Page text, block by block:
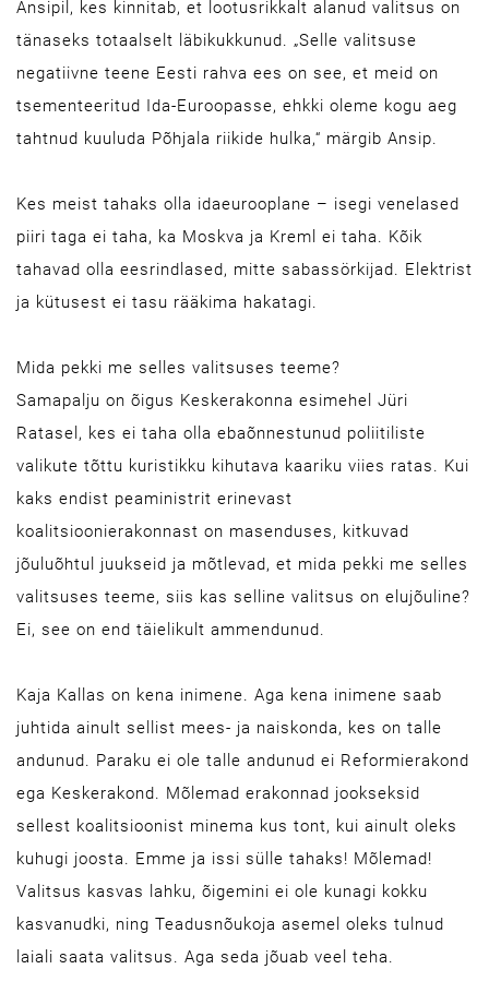
Ansipil, kes kinnitab, et lootusrikkalt alanud valitsus on
tänaseks totaalselt läbikukkunud. „Selle valitsuse
negatiivne teene Eesti rahva ees on see, et meid on
tsementeeritud Ida-Euroopasse, ehkki oleme kogu aeg
tahtnud kuuluda Põhjala riikide hulka,“ märgib Ansip.
Kes meist tahaks olla idaeurooplane – isegi venelased
piiri taga ei taha, ka Moskva ja Kreml ei taha. Kõik
tahavad olla eesrindlased, mitte sabassörkijad. Elektrist
ja kütusest ei tasu rääkima hakatagi.
Mida pekki me selles valitsuses teeme?
Samapalju on õigus Keskerakonna esimehel Jüri
Ratasel, kes ei taha olla ebaõnnestunud poliitiliste
valikute tõttu kuristikku kihutava kaariku viies ratas. Kui
kaks endist peaministrit erinevast
koalitsioonierakonnast on masenduses, kitkuvad
jõuluõhtul juukseid ja mõtlevad, et mida pekki me selles
valitsuses teeme, siis kas selline valitsus on elujõuline?
Ei, see on end täielikult ammendunud.
Kaja Kallas on kena inimene. Aga kena inimene saab
juhtida ainult sellist mees- ja naiskonda, kes on talle
andunud. Paraku ei ole talle andunud ei Reformierakond
ega Keskerakond. Mõlemad erakonnad jookseksid
sellest koalitsioonist minema kus tont, kui ainult oleks
kuhugi joosta. Emme ja issi sülle tahaks! Mõlemad!
Valitsus kasvas lahku, õigemini ei ole kunagi kokku
kasvanudki, ning Teadusnõukoja asemel oleks tulnud
laiali saata valitsus. Aga seda jõuab veel teha.